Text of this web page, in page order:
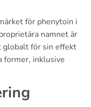
för phenytoin i
namnet är
globalt för sin effekt
former, inklusive